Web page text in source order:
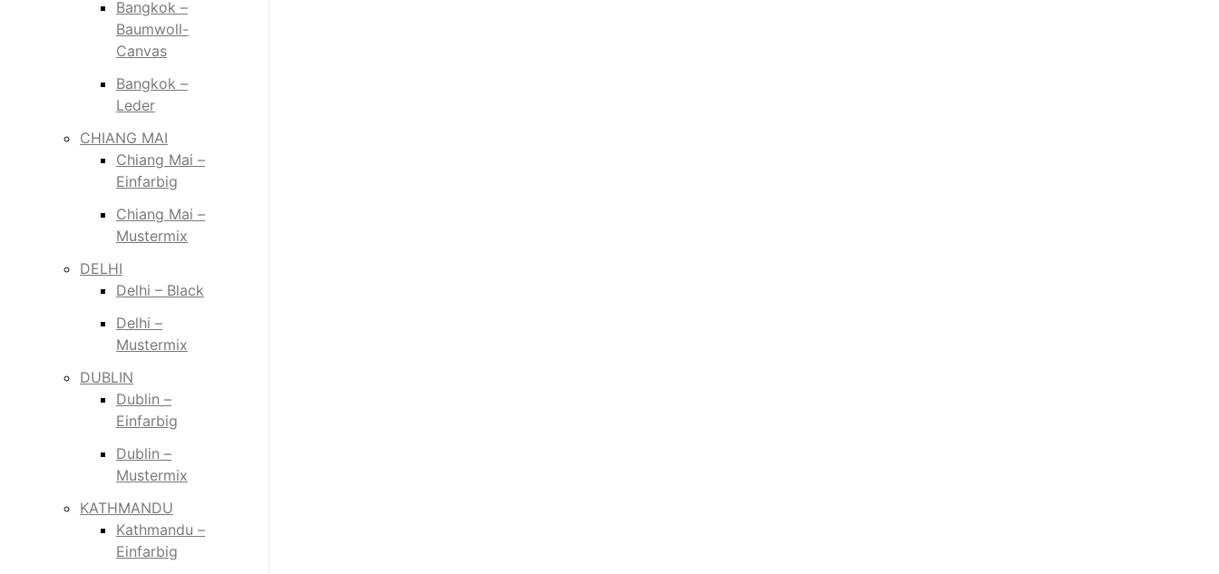
Bangkok –
Baumwoll-
Canvas
Bangkok –
Leder
CHIANG MAI
Chiang Mai –
Einfarbig
Chiang Mai –
Mustermix
DELHI
Delhi – Black
Delhi –
Mustermix
DUBLIN
Dublin –
Einfarbig
Dublin –
Mustermix
KATHMANDU
Kathmandu –
Einfarbig